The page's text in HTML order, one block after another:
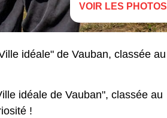
VOIR LES PHOTOS
idéale" de Vauban, classée au
idéale de Vauban", classée au
!